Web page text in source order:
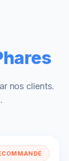
nos clients.